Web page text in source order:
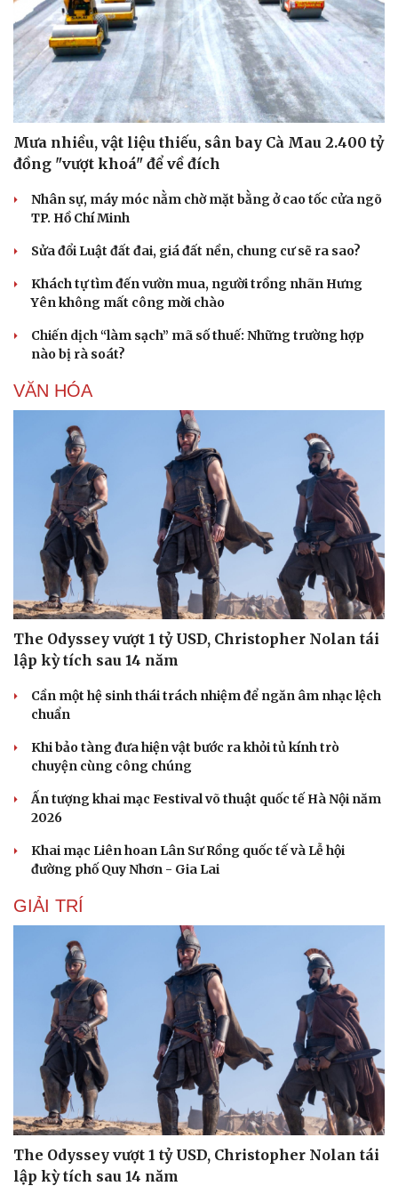
Du lịch
Săn Tour
check-in
Đọc truyện đêm khuya
Kể chuyện cho bé
Hạt giống tâm hồn
Mưa nhiều, vật liệu thiếu, sân bay Cà Mau 2.400 tỷ
đồng "vượt khoá" để về đích
Nhân sự, máy móc nằm chờ mặt bằng ở cao tốc cửa ngõ
TP. Hồ Chí Minh
Sửa đổi Luật đất đai, giá đất nền, chung cư sẽ ra sao?
Khách tự tìm đến vườn mua, người trồng nhãn Hưng
Yên không mất công mời chào
Chiến dịch “làm sạch” mã số thuế: Những trường hợp
nào bị rà soát?
VĂN HÓA
The Odyssey vượt 1 tỷ USD, Christopher Nolan tái
lập kỳ tích sau 14 năm
Cần một hệ sinh thái trách nhiệm để ngăn âm nhạc lệch
chuẩn
Khi bảo tàng đưa hiện vật bước ra khỏi tủ kính trò
chuyện cùng công chúng
Ấn tượng khai mạc Festival võ thuật quốc tế Hà Nội năm
2026
Khai mạc Liên hoan Lân Sư Rồng quốc tế và Lễ hội
đường phố Quy Nhơn - Gia Lai
GIẢI TRÍ
The Odyssey vượt 1 tỷ USD, Christopher Nolan tái
lập kỳ tích sau 14 năm